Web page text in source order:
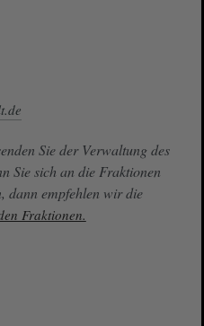
Sie der Verwaltung des
Sie sich an die Fraktionen
dann empfehlen wir die
Fraktionen.